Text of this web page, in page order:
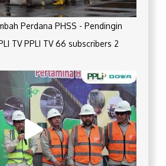
Perdana PHSS - Pendingin
TV PPLI TV 66 subscribers 2